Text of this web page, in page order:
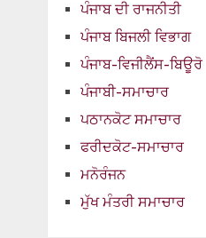
ਪੰਜਾਬ ਦੀ ਰਾਜਨੀਤੀ
ਪੰਜਾਬ ਬਿਜਲੀ ਵਿਭਾਗ
ਪੰਜਾਬ-ਵਿਜੀਲੈਂਸ-ਬਿਊਰੋ
ਪੰਜਾਬੀ-ਸਮਾਚਾਰ
ਪਠਾਨਕੋਟ ਸਮਾਚਾਰ
ਫਰੀਦਕੋਟ-ਸਮਾਚਾਰ
ਮਨੋਰੰਜਨ
ਮੁੱਖ ਮੰਤਰੀ ਸਮਾਚਾਰ